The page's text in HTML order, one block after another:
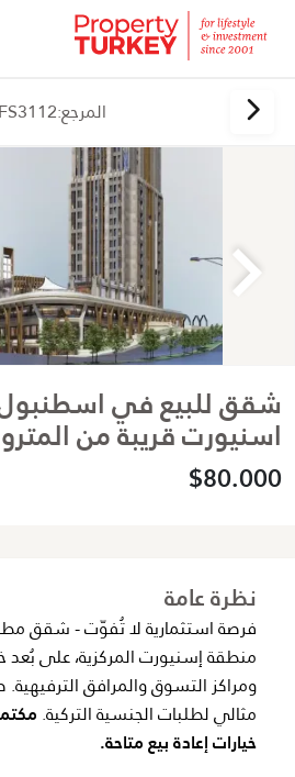
المرجع:
شقق للبيع في
اسنيورت قريبة من
$80.000
نظرة عامة
فرصة استثمارية لا تُفوّت - شقق
منطقة إسنيورت المركزية، على
ومراكز التسوق والمرافق
مثالي لطلبات الجنسية التركية.
خيارات إعادة بيع متاحة.